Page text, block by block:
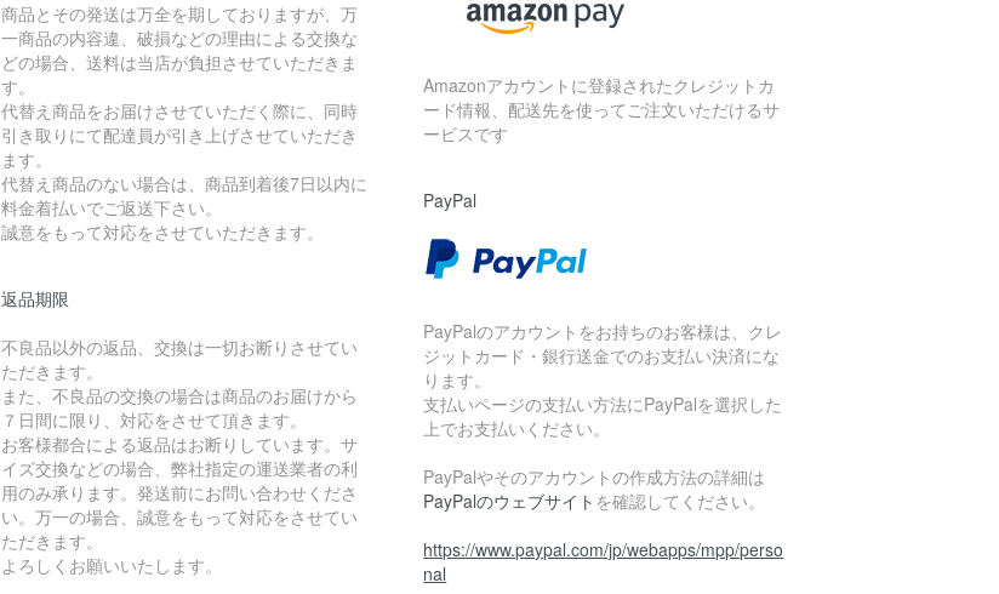
商品とその発送は万全を期しておりますが、万
一商品の内容違、破損などの理由による交換な
どの場合、送料は当店が負担させていただきま
す。
代替え商品をお届けさせていただく際に、同時
引き取りにて配達員が引き上げさせていただき
ます。
代替え商品のない場合は、商品到着後7日以内に
料金着払いでご返送下さい。
誠意をもって対応をさせていただきます。
返品期限
不良品以外の返品、交換は一切お断りさせてい
ただきます。
また、不良品の交換の場合は商品のお届けから
７日間に限り、対応をさせて頂きます。
お客様都合による返品はお断りしています。サ
イズ交換などの場合、弊社指定の運送業者の利
用のみ承ります。発送前にお問い合わせくださ
い。万一の場合、誠意をもって対応をさせてい
ただきます。
よろしくお願いいたします。
Amazonアカウントに登録されたクレジットカ
ード情報、配送先を使ってご注文いただけるサ
ービスです
PayPal
PayPalのアカウントをお持ちのお客様は、クレ
ジットカード・銀行送金でのお支払い決済にな
ります。
支払いページの支払い方法にPayPalを選択した
上でお支払いください。
PayPalやそのアカウントの作成方法の詳細は
PayPalのウェブサイト を確認してください。
https://www.paypal.com/jp/webapps/mpp/perso
nal